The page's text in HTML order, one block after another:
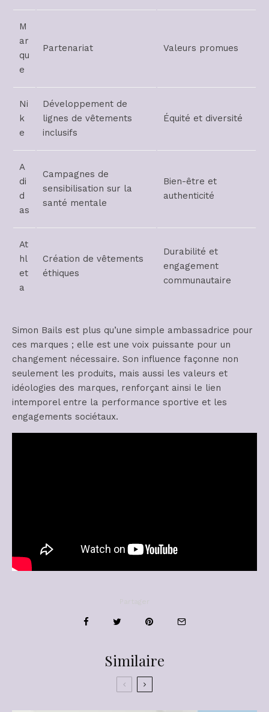
M
ar
qu
e
Partenariat Valeurs promues
Ni
k
e
Développement de
lignes de vêtements
inclusifs
Équité et diversité
A
di
d
as
Campagnes de
sensibilisation sur la
santé mentale
Bien-être et
authenticité
At
hl
et
a
Création de vêtements
éthiques
Durabilité et
engagement
communautaire
Simon Bails est plus qu’une simple ambassadrice pour
ces marques ; elle est une voix puissante pour un
changement nécessaire. Son influence façonne non
seulement les produits, mais aussi les valeurs et
idéologies des marques, renforçant ainsi le lien
intemporel entre la performance sportive et les
engagements sociétaux.
Similaire